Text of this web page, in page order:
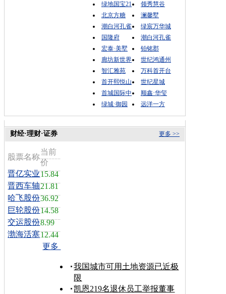
绿地国宝21
领秀慧谷
北京方糖
澜馨墅
潮白河孔雀
绿宸万华城
国隆府
潮白河孔雀
宏泰·美墅
铂铭郡
廊坊新世界
世纪鸿通州
智汇雅苑
万科首开台
首开熙悦山
世纪星城
首城国际中
顺鑫·华玺
绿城·御园
远洋一方
更多 >>
财经·理财·证券
股票名称
当前
价
晋亿实业15.84
晋西车轴21.81
哈飞股份36.92
巨轮股份14.58
交运股份8.99
渤海活塞12.44
更多
我国城市可用土地资源已近极
限
凯恩219名退休员工举报董事